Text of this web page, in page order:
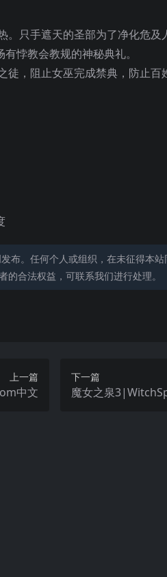
只手遮天的圣部为了净化危
悖教会教规的神秘典礼。
徒，阻止女巫完成禁典，防止百
布。任何个人或组织，在未征得本
合法权益，可联系我们进行处理。
上一篇
中文
下一篇
魔女之泉